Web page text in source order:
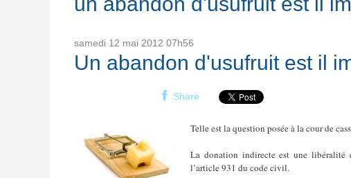
samedi 12 mai 2012 07h56
Un abandon d'usufruit est il
Share
Telle est la question posée à la cour de
La donation indirecte est une libéralité
l’article 931 du code civil.